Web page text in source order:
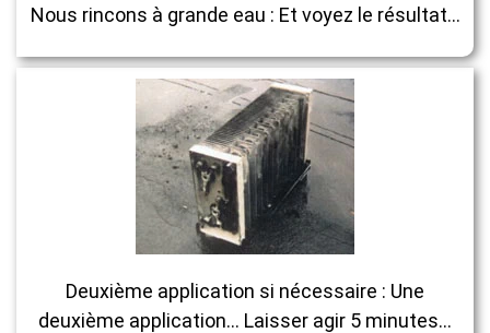
Nous rincons à grande eau : Et voyez le résultat…
Deuxième application si nécessaire : Une
deuxième application… Laisser agir 5 minutes…